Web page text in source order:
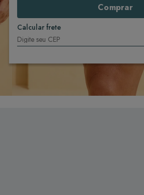
Comprar
Calcular frete